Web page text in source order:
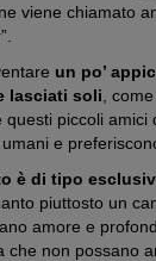
viene chiamato
un po’
lasciati soli ,
piccoli amici
e
è di tipo
piuttosto un
amore e
che non possano